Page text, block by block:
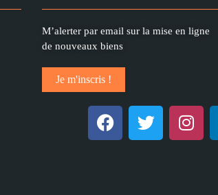
M’alerter par email sur la mise en ligne
de nouveaux biens
Je m'inscris !
F
a
T
w
I
n